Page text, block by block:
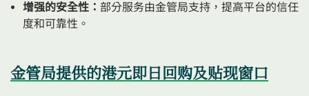
增强的安全性： 部分服务由金管局支持，提高平台的信任
度和可靠性。
金管局提供的港元即日回购及贴现窗口